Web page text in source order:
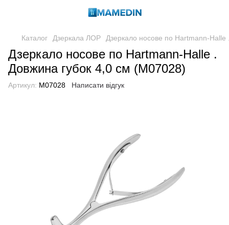
Каталог Дзеркала ЛОР Дзеркало носове по Hartmann-
Дзеркало носове по Hartmann-Halle .
Довжина губок 4,0 см (M07028)
Артикул: M07028 Написати відгук